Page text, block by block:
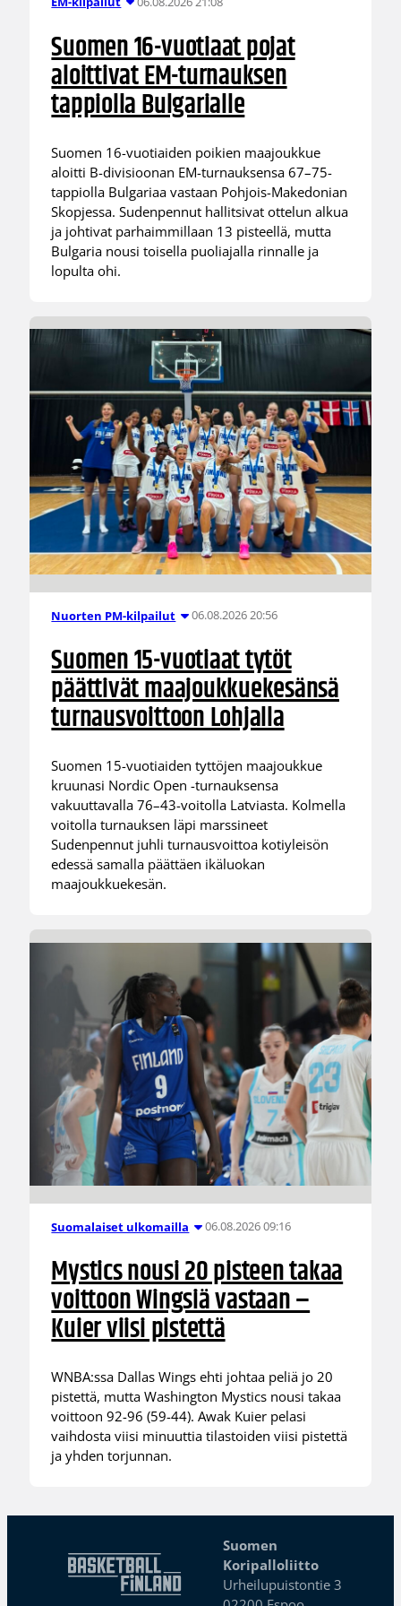
Suomen 16-vuotiaat pojat
aloittivat EM-turnauksen
tappiolla Bulgarialle
Suomen 16-vuotiaiden poikien maajoukkue
aloitti B-divisioonan EM-turnauksensa 67–75-
tappiolla Bulgariaa vastaan Pohjois-Makedonian
Skopjessa. Sudenpennut hallitsivat ottelun alkua
ja johtivat parhaimmillaan 13 pisteellä, mutta
Bulgaria nousi toisella puoliajalla rinnalle ja
lopulta ohi.
Nuorten PM-kilpailut 06.08.2026 20:56
Suomen 15-vuotiaat tytöt
päättivät maajoukkuekesänsä
turnausvoittoon Lohjalla
Suomen 15-vuotiaiden tyttöjen maajoukkue
kruunasi Nordic Open -turnauksensa
vakuuttavalla 76–43-voitolla Latviasta. Kolmella
voitolla turnauksen läpi marssineet
Sudenpennut juhli turnausvoittoa kotiyleisön
edessä samalla päättäen ikäluokan
maajoukkuekesän.
Suomalaiset ulkomailla 06.08.2026 09:16
Mystics nousi 20 pisteen takaa
voittoon Wingsiä vastaan –
Kuier viisi pistettä
WNBA:ssa Dallas Wings ehti johtaa peliä jo 20
pistettä, mutta Washington Mystics nousi takaa
voittoon 92-96 (59-44). Awak Kuier pelasi
vaihdosta viisi minuuttia tilastoiden viisi pistettä
ja yhden torjunnan.
Suomen
Koripalloliitto
Urheilupuistontie 3